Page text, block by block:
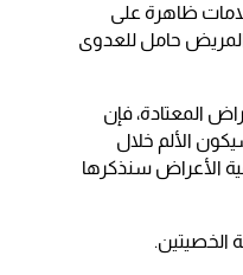
ظاهرة على
حامل للعدوى
المعتادة، فإن
الألم خلال
الأعراض سنذكرها
الخصيتين.